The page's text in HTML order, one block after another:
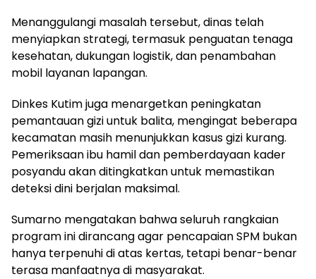
Menanggulangi masalah tersebut, dinas telah
menyiapkan strategi, termasuk penguatan tenaga
kesehatan, dukungan logistik, dan penambahan
mobil layanan lapangan.
Dinkes Kutim juga menargetkan peningkatan
pemantauan gizi untuk balita, mengingat beberapa
kecamatan masih menunjukkan kasus gizi kurang.
Pemeriksaan ibu hamil dan pemberdayaan kader
posyandu akan ditingkatkan untuk memastikan
deteksi dini berjalan maksimal.
Sumarno mengatakan bahwa seluruh rangkaian
program ini dirancang agar pencapaian SPM bukan
hanya terpenuhi di atas kertas, tetapi benar-benar
terasa manfaatnya di masyarakat.